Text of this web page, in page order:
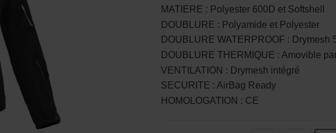
MATIERE : Polyester 600D et Softshell
DOUBLURE : Polyamide et Polyester
DOUBLURE WATERPROOF : Drymesh
DOUBLURE THERMIQUE : Amovible
VENTILATION : Drymesh intégré
SECURITE : AirBag Ready
HOMOLOGATION : CE